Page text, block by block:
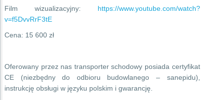
Film wizualizacyjny: https://www.youtube.com/watch?
v=f5DvvRrF3tE
Cena: 15 600 zł
Oferowany przez nas transporter schodowy posiada certyfikat
CE (niezbędny do odbioru budowlanego – sanepidu),
instrukcję obsługi w języku polskim i gwarancję.